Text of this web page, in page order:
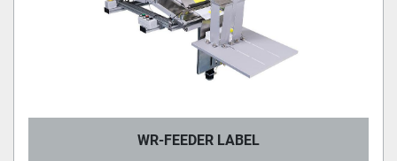
WR-FEEDER LABEL